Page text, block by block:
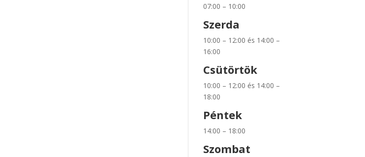
07:00 – 10:00
Szerda
10:00 – 12:00 és 14:00 –
16:00
Csütörtök
10:00 – 12:00 és 14:00 –
18:00
Péntek
14:00 – 18:00
Szombat